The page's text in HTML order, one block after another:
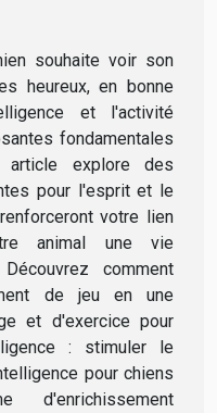
souhaite voir son
heureux, en bonne
et l'activité
fondamentales
article explore des
pour l'esprit et le
votre lien
animal une vie
comment
de jeu en une
et d'exercice pour
: stimuler le
pour chiens
d'enrichissement